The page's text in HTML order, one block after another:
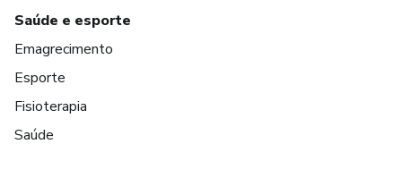
Saúde e esporte
Emagrecimento
Esporte
Fisioterapia
Saúde